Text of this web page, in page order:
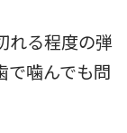
れる程度の弾
で噛んでも問